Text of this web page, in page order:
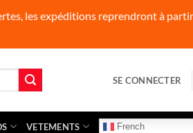
les expéditions reprendront à
SE CONNECTER
VETEMENTS French